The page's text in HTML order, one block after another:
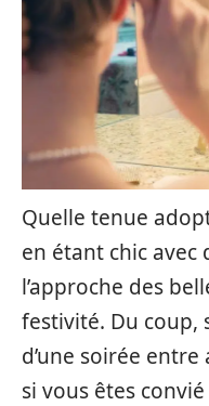
Quelle tenue
en étant chic avec
l’approche des
festivité. Du coup,
d’une soirée
si vous êtes